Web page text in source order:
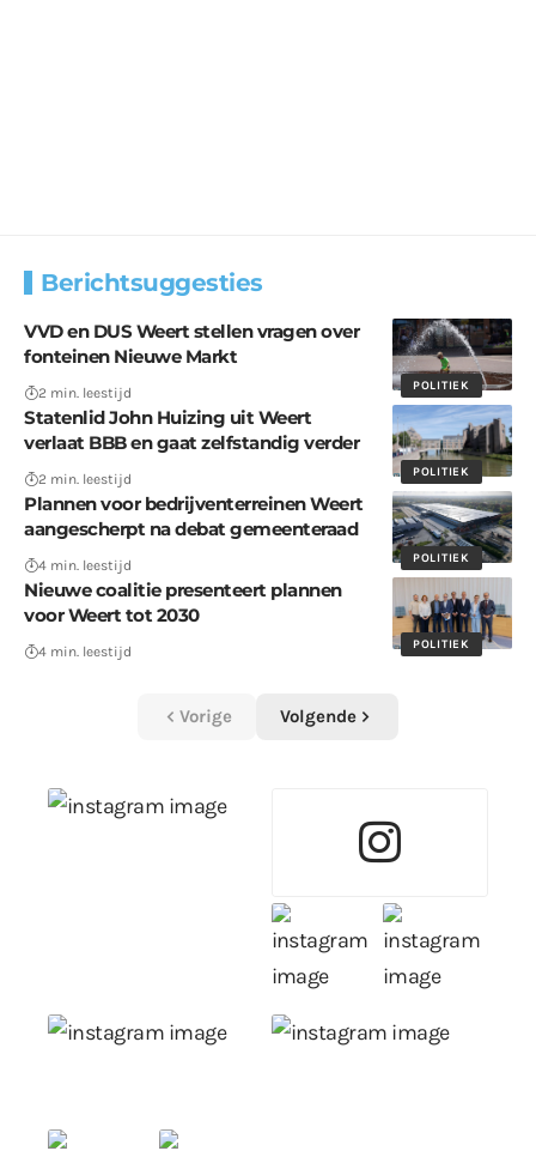
Berichtsuggesties
POLITIEK
VVD en DUS Weert stellen vragen over
fonteinen Nieuwe Markt
2 min. leestijd
POLITIEK
Statenlid John Huizing uit Weert
verlaat BBB en gaat zelfstandig verder
2 min. leestijd
POLITIEK
Plannen voor bedrijventerreinen Weert
aangescherpt na debat gemeenteraad
4 min. leestijd
POLITIEK
Nieuwe coalitie presenteert plannen
voor Weert tot 2030
4 min. leestijd
Vorige Volgende